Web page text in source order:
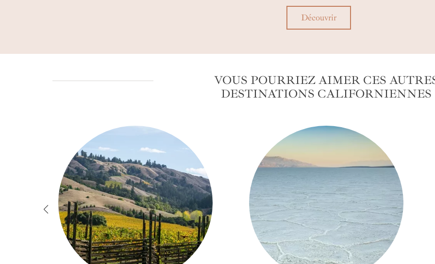
Découvrir
VOUS POURRIEZ AIMER CES
DESTINATIONS CALIFORNIENNES